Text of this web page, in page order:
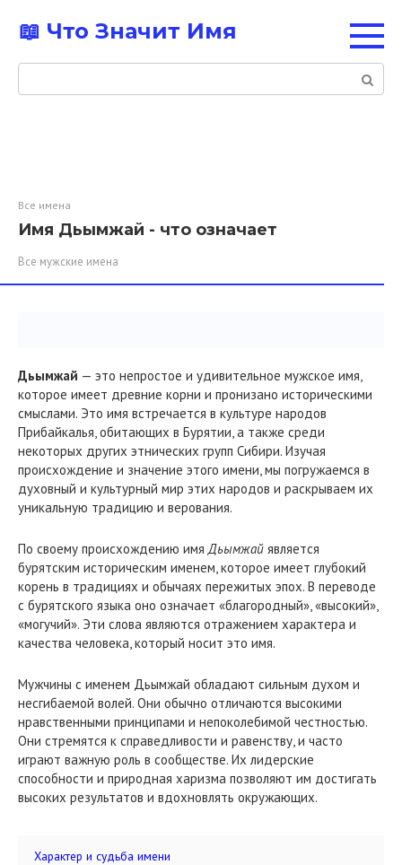
контенту
📖 Что Значит Имя
Поиск:
Все имена
Имя Дьымжай - что означает
Все мужские имена
Дьымжай — это непростое и удивительное мужское имя,
которое имеет древние корни и пронизано историческими
смыслами. Это имя встречается в культуре народов
Прибайкалья, обитающих в Бурятии, а также среди
некоторых других этнических групп Сибири. Изучая
происхождение и значение этого имени, мы погружаемся в
духовный и культурный мир этих народов и раскрываем их
уникальную традицию и верования.
По своему происхождению имяДьымжай является
бурятским историческим именем, которое имеет глубокий
корень в традициях и обычаях пережитых эпох. В переводе
с бурятского языка оно означает «благородный», «высокий»,
«могучий». Эти слова являются отражением характера и
качества человека, который носит это имя.
Мужчины с именем Дьымжай обладают сильным духом и
несгибаемой волей. Они обычно отличаются высокими
нравственными принципами и непоколебимой честностью.
Они стремятся к справедливости и равенству, и часто
играют важную роль в сообществе. Их лидерские
способности и природная харизма позволяют им достигать
высоких результатов и вдохновлять окружающих.
Характер и судьба имени